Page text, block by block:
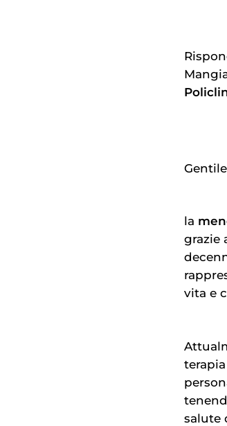
la
grazie
vita e
salute